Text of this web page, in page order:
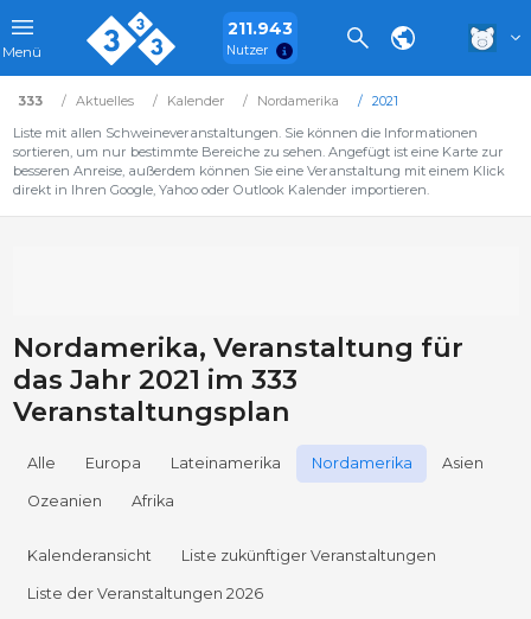
Menü
211.943
Nutzer
333 Aktuelles Kalender Nordamerika
2021
Liste mit allen Schweineveranstaltungen. Sie können die Informationen
sortieren, um nur bestimmte Bereiche zu sehen. Angefügt ist eine Karte zur
besseren Anreise, außerdem können Sie eine Veranstaltung mit einem Klick
direkt in Ihren Google, Yahoo oder Outlook Kalender importieren.
Nordamerika, Veranstaltung für
das Jahr 2021 im 333
Veranstaltungsplan
Alle Europa Lateinamerika Nordamerika Asien
Ozeanien Afrika
Kalenderansicht Liste zukünftiger Veranstaltungen
Liste der Veranstaltungen 2026